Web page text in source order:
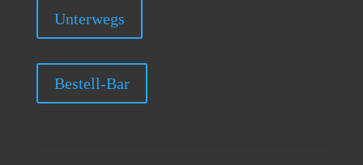
Unterwegs
Bestell-Bar